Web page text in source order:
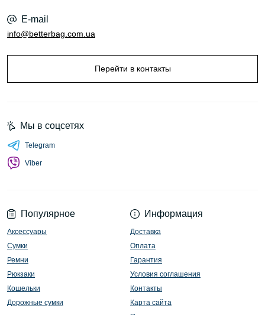
E-mail
info@betterbag.com.ua
Перейти в контакты
Популярное
Аксессуары
Сумки
Ремни
Рюкзаки
Кошельки
Дорожные сумки
Информация
Доставка
Оплата
Гарантия
Условия соглашения
Контакты
Карта сайта
Мы в соцсетях
Telegram
Viber